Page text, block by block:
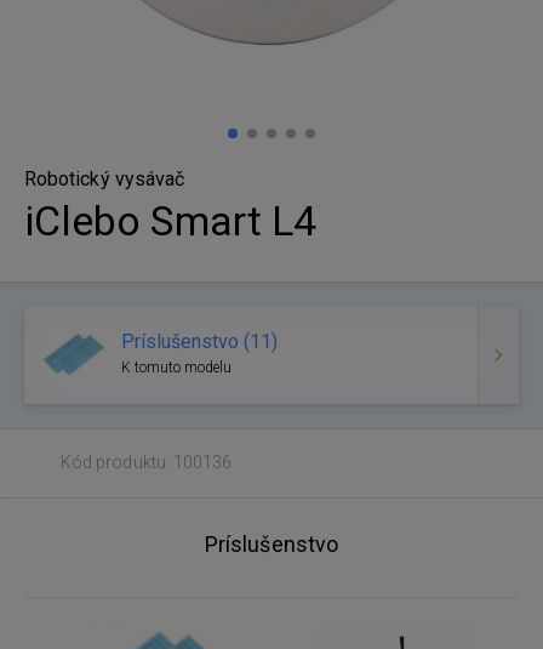
Robotický vysávač
iClebo Smart L4
Príslušenstvo (11)
K tomuto modelu
Kód produktu: 100136
Príslušenstvo